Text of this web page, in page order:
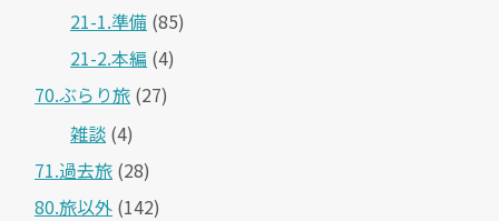
21-1.準備 (85)
21-2.本編 (4)
70.ぶらり旅 (27)
雑談 (4)
71.過去旅 (28)
80.旅以外 (142)